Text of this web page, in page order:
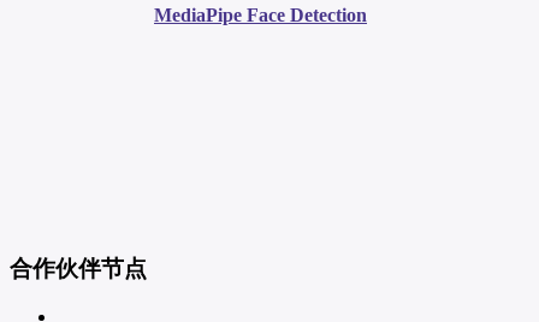
MediaPipe Face Detection
合作伙伴节点